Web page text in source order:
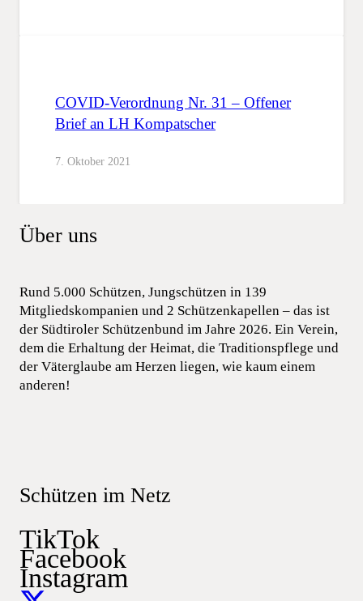
COVID-Verordnung Nr. 31 – Offener
Brief an LH Kompatscher
7. Oktober 2021
Über uns
Rund 5.000 Schützen, Jungschützen in 139
Mitgliedskompanien und 2 Schützenkapellen – das ist
der Südtiroler Schützenbund im Jahre 2026. Ein Verein,
dem die Erhaltung der Heimat, die Traditionspflege und
der Väterglaube am Herzen liegen, wie kaum einem
anderen!
Schützen im Netz
TikTok
Facebook
Instagram